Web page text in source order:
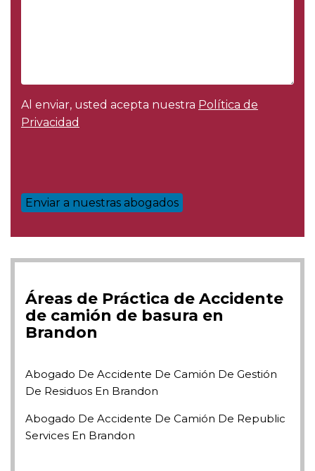
Al enviar, usted acepta nuestra Política de
Privacidad
Áreas de Práctica de Accidente
de camión de basura en
Brandon
Abogado De Accidente De Camión De Gestión
De Residuos En Brandon
Abogado De Accidente De Camión De Republic
Services En Brandon